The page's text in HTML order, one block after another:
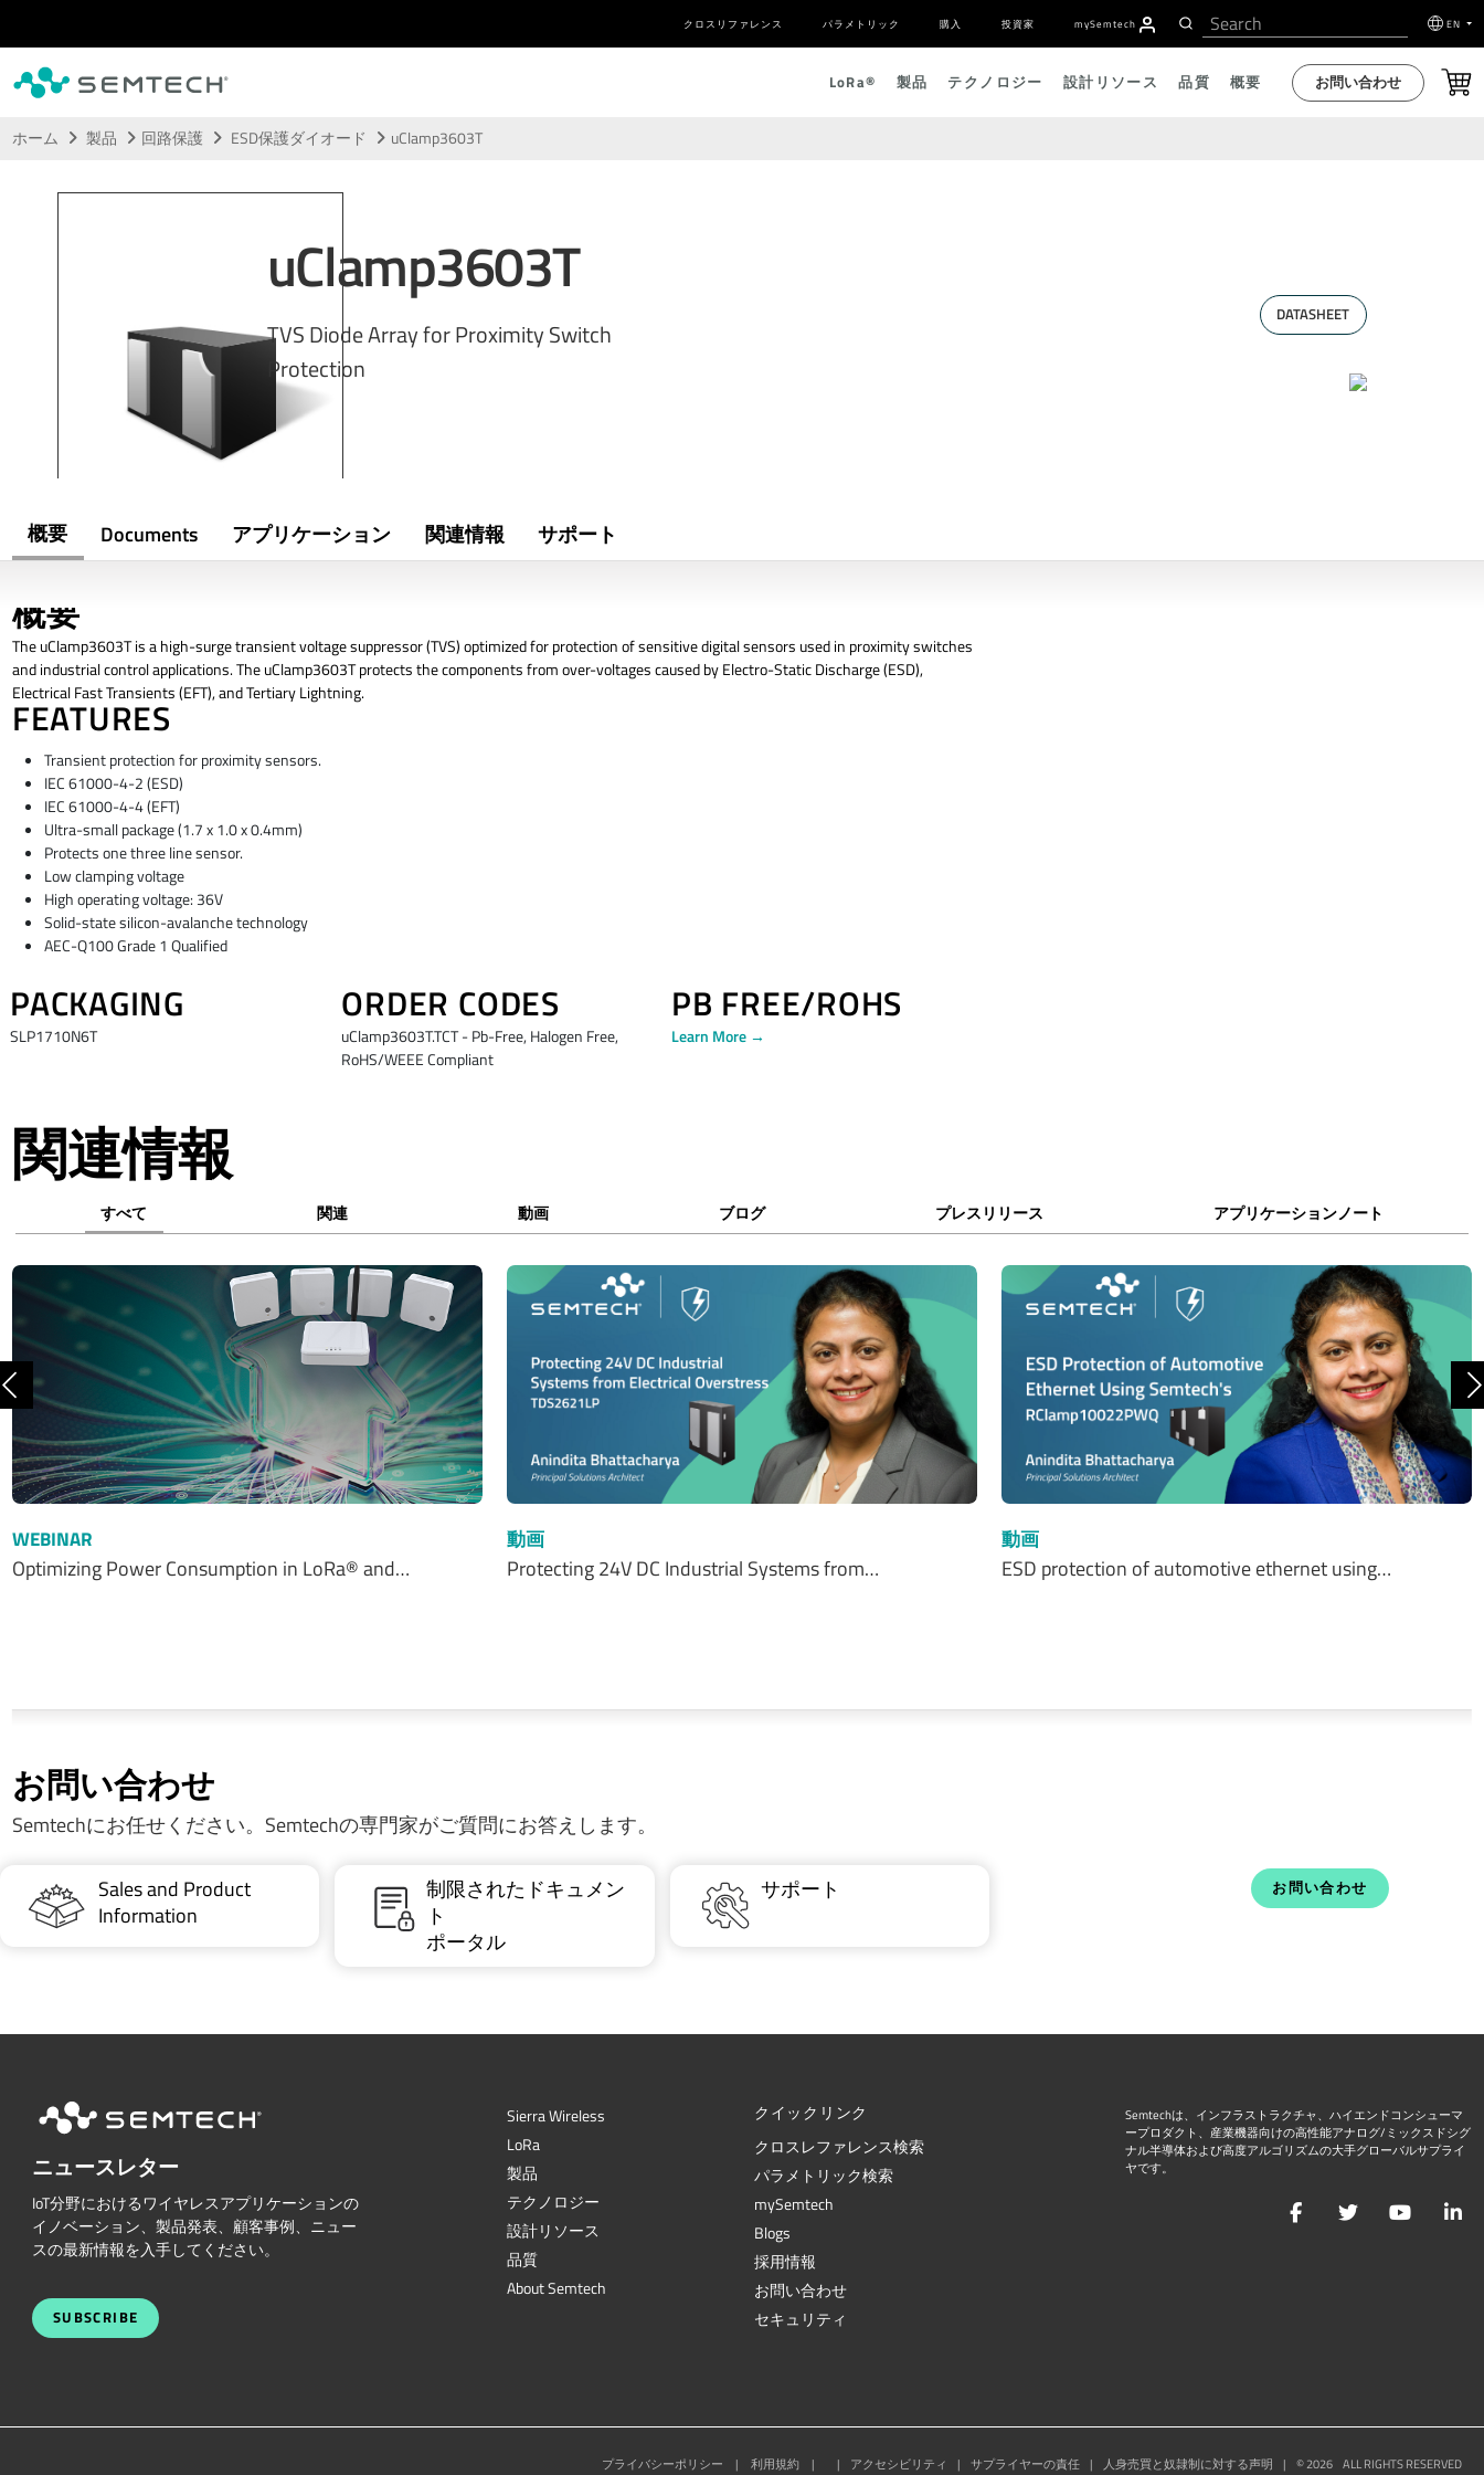
メインコンテンツにスキップ
クロスリファレンス パラメトリック 購入 投資家 mySemtech EN
LoRa® 製品 テクノロジー 設計リソース 品質 概要 お問い合わせ
ホーム 製品 回路保護 ESD保護ダイオード uClamp3603T
uClamp3603T
TVS Diode Array for Proximity Switch
Protection
DATASHEET
概要 Documents アプリケーション 関連情報 サポート
概要
The uClamp3603T is a high-surge transient voltage suppressor (TVS) optimized for protection of sensitive digital sensors used in proximity switches
and industrial control applications. The uClamp3603T protects the components from over-voltages caused by Electro-Static Discharge (ESD),
Electrical Fast Transients (EFT), and Tertiary Lightning.
FEATURES
Transient protection for proximity sensors.
IEC 61000-4-2 (ESD)
IEC 61000-4-4 (EFT)
Ultra-small package (1.7 x 1.0 x 0.4mm)
Protects one three line sensor.
Low clamping voltage
High operating voltage: 36V
Solid-state silicon-avalanche technology
AEC-Q100 Grade 1 Qualified
PACKAGING
SLP1710N6T
ORDER CODES
uClamp3603T.TCT - Pb-Free, Halogen Free,
RoHS/WEEE Compliant
PB FREE/ROHS
Learn More →
関連情報
すべて 関連 動画 ブログ プレスリリース アプリケーションノート
WEBINAR
Optimizing Power Consumption in LoRa® and…
動画
Protecting 24V DC Industrial Systems from…
動画
ESD protection of automotive ethernet using…
前へ
お問い合わせ
Semtechにお任せください。Semtechの専門家がご質問にお答えします。
Sales and Product
Information
制限されたドキュメン
ト
ポータル
サポート お問い合わせ
ニュースレター
IoT分野におけるワイヤレスアプリケーションの
イノベーション、製品発表、顧客事例、ニュー
スの最新情報を入手してください。
SUBSCRIBE
Sierra Wireless
LoRa
製品
テクノロジー
設計リソース
品質
About Semtech
クイックリンク
クロスレファレンス検索
パラメトリック検索
mySemtech
Blogs
採用情報
お問い合わせ
セキュリティ
Semtechは、インフラストラクチャ、ハイエンドコンシューマ
ープロダクト、産業機器向けの高性能アナログ/ミックスドシグ
ナル半導体および高度アルゴリズムの大手グローバルサプライ
ヤです。
FacebookTwitter
プライバシーポリシー | 利用規約 | | アクセシビリティ | サプライヤーの責任 | 人身売買と奴隷制に対する声明 | ©2026 ALL RIGHTS RESERVED